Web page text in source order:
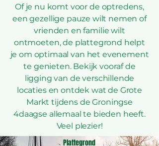
Of je nu komt voor de optredens,
een gezellige pauze wilt nemen of
vrienden en familie wilt
ontmoeten, de plattegrond helpt
je om optimaal van het evenement
te genieten. Bekijk vooraf de
ligging van de verschillende
locaties en ontdek wat de Grote
Markt tijdens de Groningse
4daagse allemaal te bieden heeft.
Veel plezier!
Plattegrond